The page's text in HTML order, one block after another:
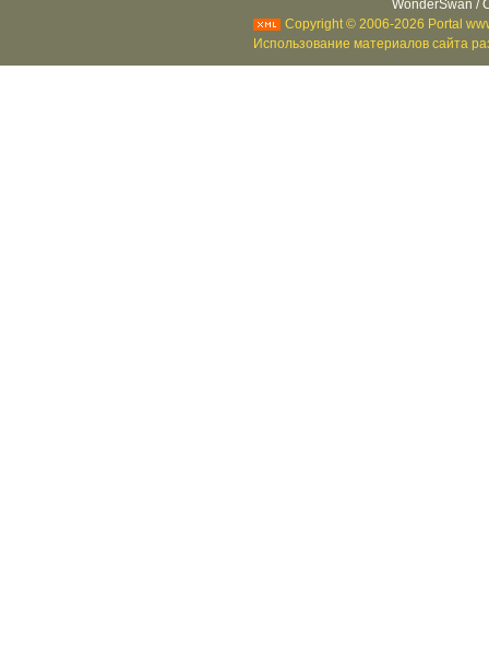
WonderSwan /
Copyright © 2006-2026 Portal
Использование материалов сайта